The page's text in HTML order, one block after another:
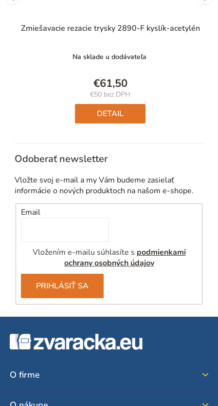
Zmiešavacie rezacie trysky 2890-F kyslík-acetylén
Na sklade u dodávateľa
€61,50
€50 bez DPH
Jednotková
cena:
DETAIL
Odoberať newsletter
Vložte svoj e-mail a my Vám budeme zasielať
informácie o nových produktoch na našom e-shope.
Email
Vložením e-mailu súhlasíte s podmienkami
ochrany osobných údajov
PRIHLÁSIŤ SA
O firme